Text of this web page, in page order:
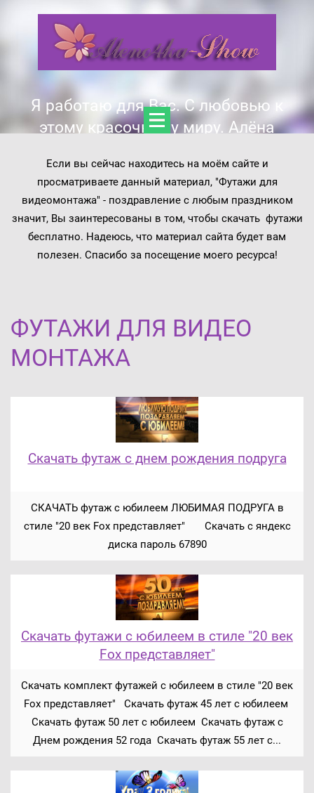
Я работаю для Вас. С любовью к
этому красочному миру. Алёна
Если вы сейчас находитесь на моём сайте и
просматриваете данный материал, "Футажи для
видеомонтажа" - поздравление с любым праздником
значит, Вы заинтересованы в том, чтобы скачать футажи
бесплатно. Надеюсь, что материал сайта будет вам
полезен. Спасибо за посещение моего ресурса!
ФУТАЖИ ДЛЯ ВИДЕО
МОНТАЖА
Скачать футаж с днем рождения подруга
СКАЧАТЬ футаж с юбилеем ЛЮБИМАЯ ПОДРУГА в
стиле "20 век Fox представляет" Скачать с яндекс
диска пароль 67890
Скачать футажи с юбилеем в стиле "20 век
Fox представляет"
Скачать комплект футажей с юбилеем в стиле "20 век
Fox представляет" Скачать футаж 45 лет с юбилеем
Скачать футаж 50 лет с юбилеем Скачать футаж с
Днем рождения 52 года Скачать футаж 55 лет с...